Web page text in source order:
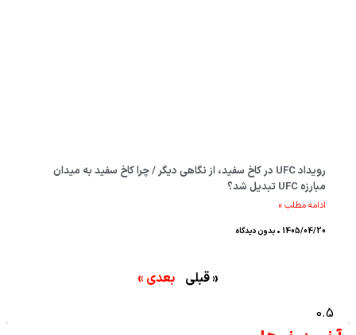
رویداد UFC در کاخ سفید، از نگاهی دیگر / چرا کاخ سفید به میدان
مبارزه UFC تبدیل شد؟
ادامه مطلب »
1405/04/20 بدون دیدگاه
« قبلی بعدی »